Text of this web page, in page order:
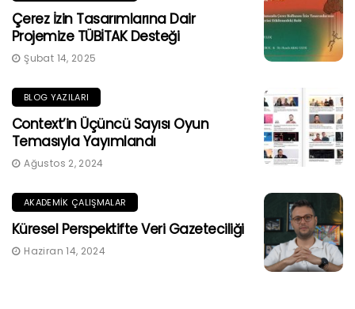
Çerez İzin Tasarımlarına Dair
Projemize TÜBİTAK Desteği
Şubat 14, 2025
BLOG YAZILARI
Context’in Üçüncü Sayısı Oyun
Temasıyla Yayımlandı
Ağustos 2, 2024
AKADEMIK ÇALIŞMALAR
Küresel Perspektifte Veri Gazeteciliği
Haziran 14, 2024